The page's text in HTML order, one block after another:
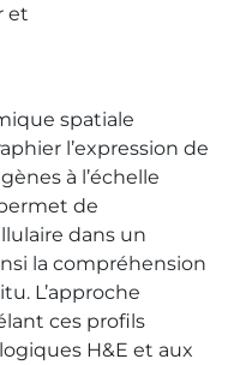
et
spatiale
l’expression de
à l’échelle
de
dans un
la compréhension
L’approche
ces profils
H&E et aux